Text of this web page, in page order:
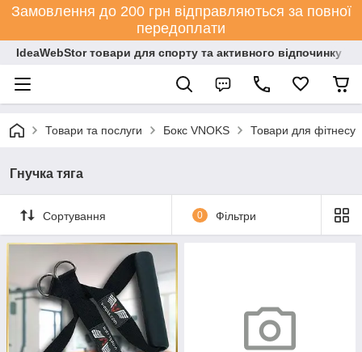
Замовлення до 200 грн відправляються за повної
передоплати
IdeaWebStor товари для спорту та активного відпочинку
Товари та послуги Бокс VNOKS Товари для фітнесу
Гнучка тяга
Сортування 0 Фільтри